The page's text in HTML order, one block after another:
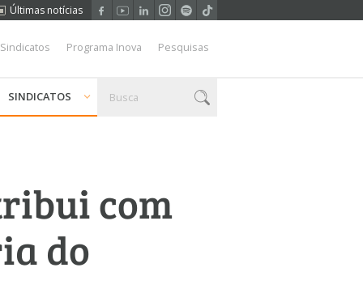
Últimas notícias
Programa Inova Pesquisas
SINDICATOS
com
do